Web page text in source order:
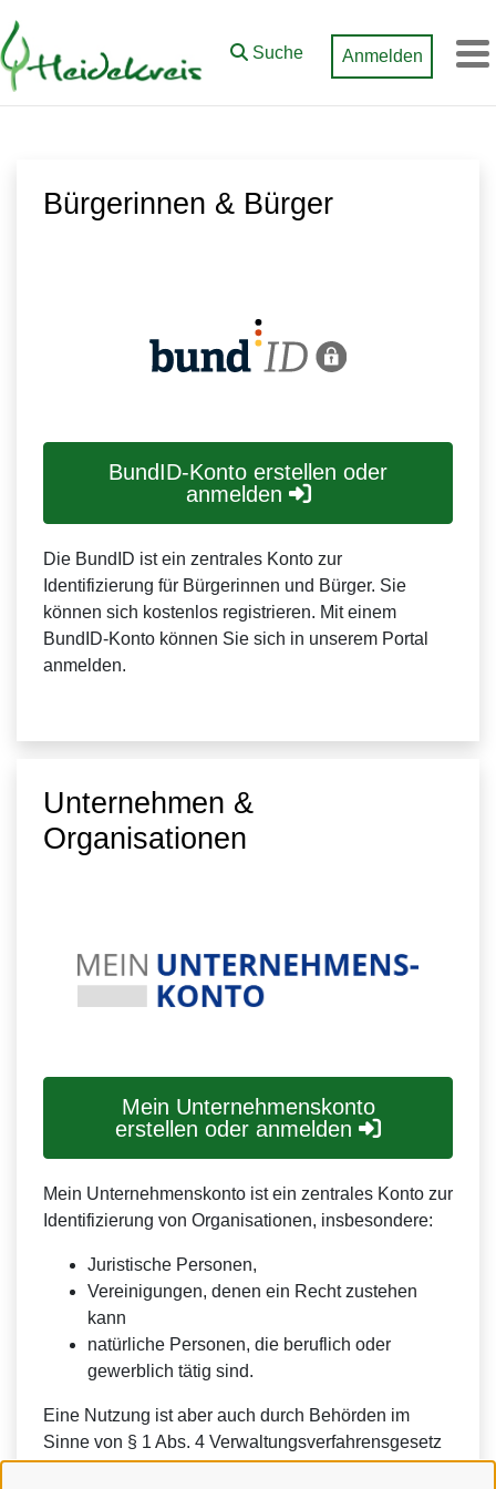
Zum Hauptinhalt springen
Suche Anmelden
Bürgerinnen & Bürger
BundID-Konto erstellen oder
anmelden
Die BundID ist ein zentrales Konto zur
Identifizierung für Bürgerinnen und Bürger. Sie
können sich kostenlos registrieren. Mit einem
BundID-Konto können Sie sich in unserem Portal
anmelden.
Unternehmen &
Organisationen
Mein Unternehmenskonto
erstellen oder anmelden
Mein Unternehmenskonto ist ein zentrales Konto zur
Identifizierung von Organisationen, insbesondere:
Juristische Personen,
Vereinigungen, denen ein Recht zustehen
kann
natürliche Personen, die beruflich oder
gewerblich tätig sind.
Eine Nutzung ist aber auch durch Behörden im
Sinne von § 1 Abs. 4 Verwaltungsverfahrensgesetz
(VwVfG) möglich.